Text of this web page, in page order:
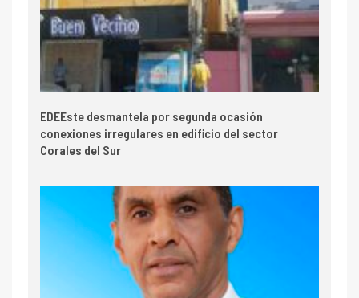
EDEEste desmantela por segunda ocasión
conexiones irregulares en edificio del sector
Corales del Sur